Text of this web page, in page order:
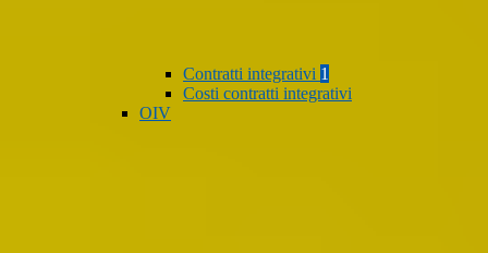
Contratti integrativi 1
Costi contratti integrativi
OIV